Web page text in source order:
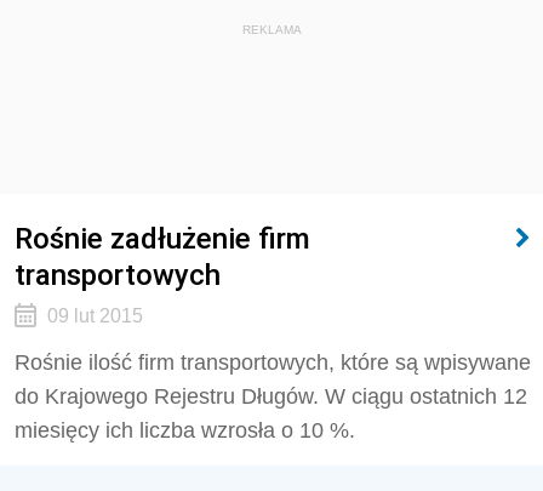
REKLAMA
Rośnie zadłużenie firm
transportowych
09 lut 2015
Rośnie ilość firm transportowych, które są wpisywane
do Krajowego Rejestru Długów. W ciągu ostatnich 12
miesięcy ich liczba wzrosła o 10 %.